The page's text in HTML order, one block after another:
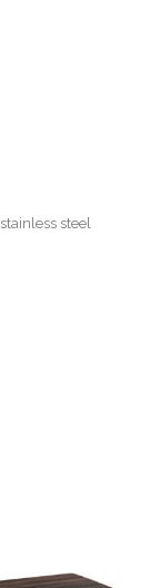
steel